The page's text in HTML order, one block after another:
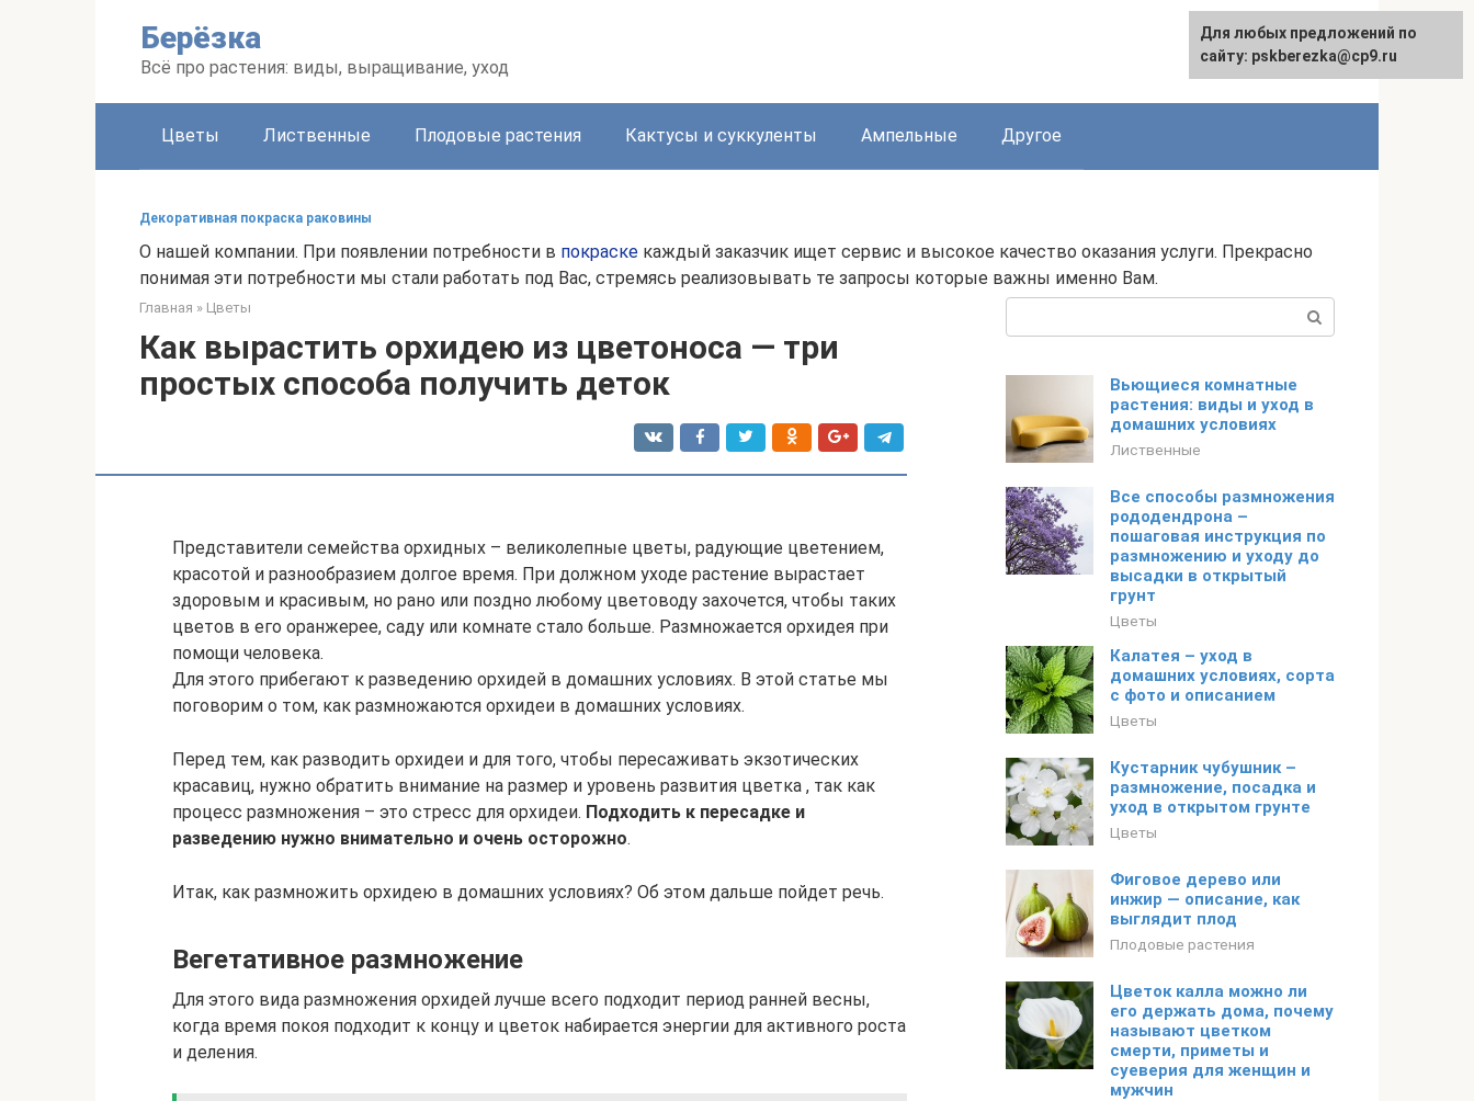
Берёзка
Всё про растения: виды, выращивание, уход
English
Цветы Лиственные Плодовые растения Кактусы и суккуленты Ампельные Другое
Декоративная покраска раковины
О нашей компании. При появлении потребности в покраске каждый заказчик ищет сервис и высокое качество оказания услуги. Прекрасно
понимая эти потребности мы стали работать под Вас, стремясь реализовывать те запросы которые важны именно Вам.
Главная » Цветы
Как вырастить орхидею из цветоноса — три
простых способа получить деток
Представители семейства орхидных – великолепные цветы, радующие цветением,
красотой и разнообразием долгое время. При должном уходе растение вырастает
здоровым и красивым, но рано или поздно любому цветоводу захочется, чтобы таких
цветов в его оранжерее, саду или комнате стало больше. Размножается орхидея при
помощи человека.
Для этого прибегают к разведению орхидей в домашних условиях. В этой статье мы
поговорим о том, как размножаются орхидеи в домашних условиях.
Перед тем, как разводить орхидеи и для того, чтобы пересаживать экзотических
красавиц, нужно обратить внимание на размер и уровень развития цветка , так как
процесс размножения – это стресс для орхидеи. Подходить к пересадке и
разведению нужно внимательно и очень осторожно.
Итак, как размножить орхидею в домашних условиях? Об этом дальше пойдет речь.
Вегетативное размножение
Для этого вида размножения орхидей лучше всего подходит период ранней весны,
когда время покоя подходит к концу и цветок набирается энергии для активного роста
и деления.
Вьющиеся комнатные
растения: виды и уход в
домашних условиях
Лиственные
Все способы размножения
рододендрона –
пошаговая инструкция по
размножению и уходу до
высадки в открытый
грунт
Цветы
Калатея – уход в
домашних условиях, сорта
с фото и описанием
Цветы
Кустарник чубушник –
размножение, посадка и
уход в открытом грунте
Цветы
Фиговое дерево или
инжир — описание, как
выглядит плод
Плодовые растения
Цветок калла можно ли
его держать дома, почему
называют цветком
смерти, приметы и
суеверия для женщин и
мужчин
Для любых предложений по
сайту: pskberezka@cp9.ru